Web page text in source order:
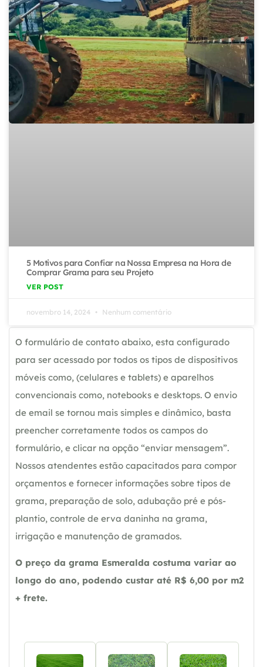
5 Motivos para Confiar na Nossa Empresa na Hora de
Comprar Grama para seu Projeto
VER POST
novembro 14, 2024 Nenhum comentário
O formulário de contato abaixo, esta configurado
para ser acessado por todos os tipos de dispositivos
móveis como, (celulares e tablets) e aparelhos
convencionais como, notebooks e desktops. O envio
de email se tornou mais simples e dinâmico, basta
preencher corretamente todos os campos do
formulário, e clicar na opção “enviar mensagem”.
Nossos atendentes estão capacitados para compor
orçamentos e fornecer informações sobre tipos de
grama, preparação de solo, adubação pré e pós-
plantio, controle de erva daninha na grama,
irrigação e manutenção de gramados.
O preço da grama Esmeralda costuma variar ao
longo do ano, podendo custar até R$ 6,00 por m2
+ frete.